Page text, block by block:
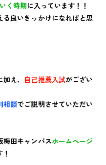
く時期に入っています！！
る良いきっかけになればと思
え、 自己推薦入試がござい
相談でご説明させていただい
梅田キャンパスホームページ